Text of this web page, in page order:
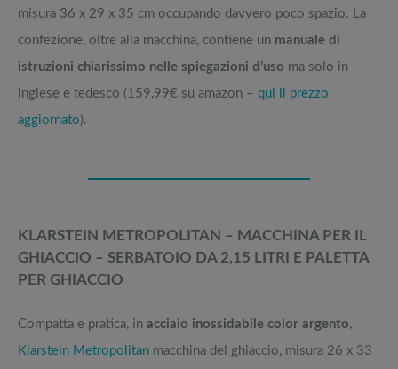
misura 36 x 29 x 35 cm occupando davvero poco spazio. La
confezione, oltre alla macchina, contiene un manuale di
istruzioni chiarissimo nelle spiegazioni d’uso ma solo in
inglese e tedesco (159,99€ su amazon – qui il prezzo
aggiornato).
KLARSTEIN METROPOLITAN – MACCHINA PER IL
GHIACCIO – SERBATOIO DA 2,15 LITRI E PALETTA
PER GHIACCIO
Compatta e pratica, in acciaio inossidabile color argento,
Klarstein Metropolitan macchina del ghiaccio, misura 26 x 33